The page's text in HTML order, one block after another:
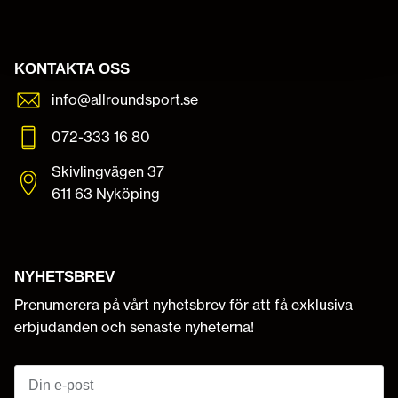
KONTAKTA OSS
info@allroundsport.se
072-333 16 80
Skivlingvägen 37
611 63 Nyköping
NYHETSBREV
Prenumerera på vårt nyhetsbrev för att få exklusiva
erbjudanden och senaste nyheterna!